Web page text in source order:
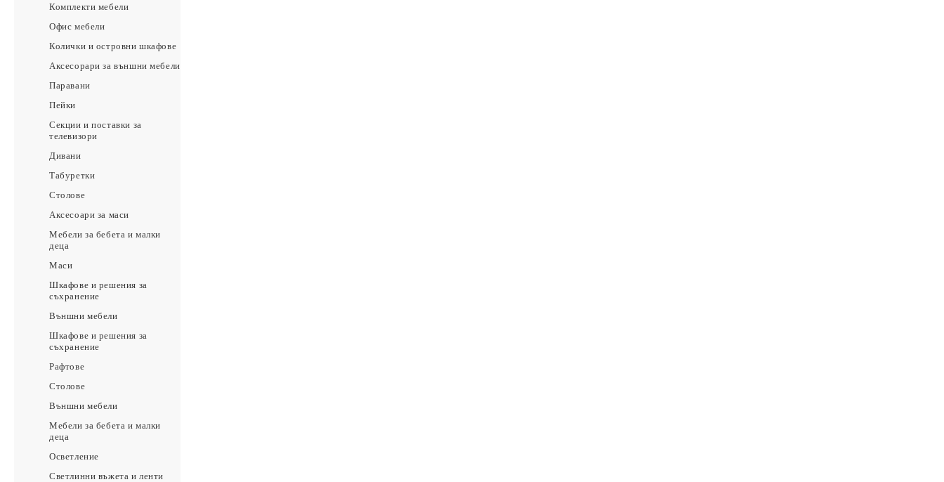
Комплекти мебели
Офис мебели
Колички и островни шкафове
Аксесорари за външни мебели
Паравани
Пейки
Секции и поставки за
телевизори
Дивани
Табуретки
Столове
Аксесоари за маси
Мебели за бебета и малки
деца
Маси
Шкафове и решения за
съхранение
Външни мебели
Шкафове и решения за
съхранение
Рафтове
Столове
Външни мебели
Мебели за бебета и малки
деца
Осветление
Светлинни въжета и ленти